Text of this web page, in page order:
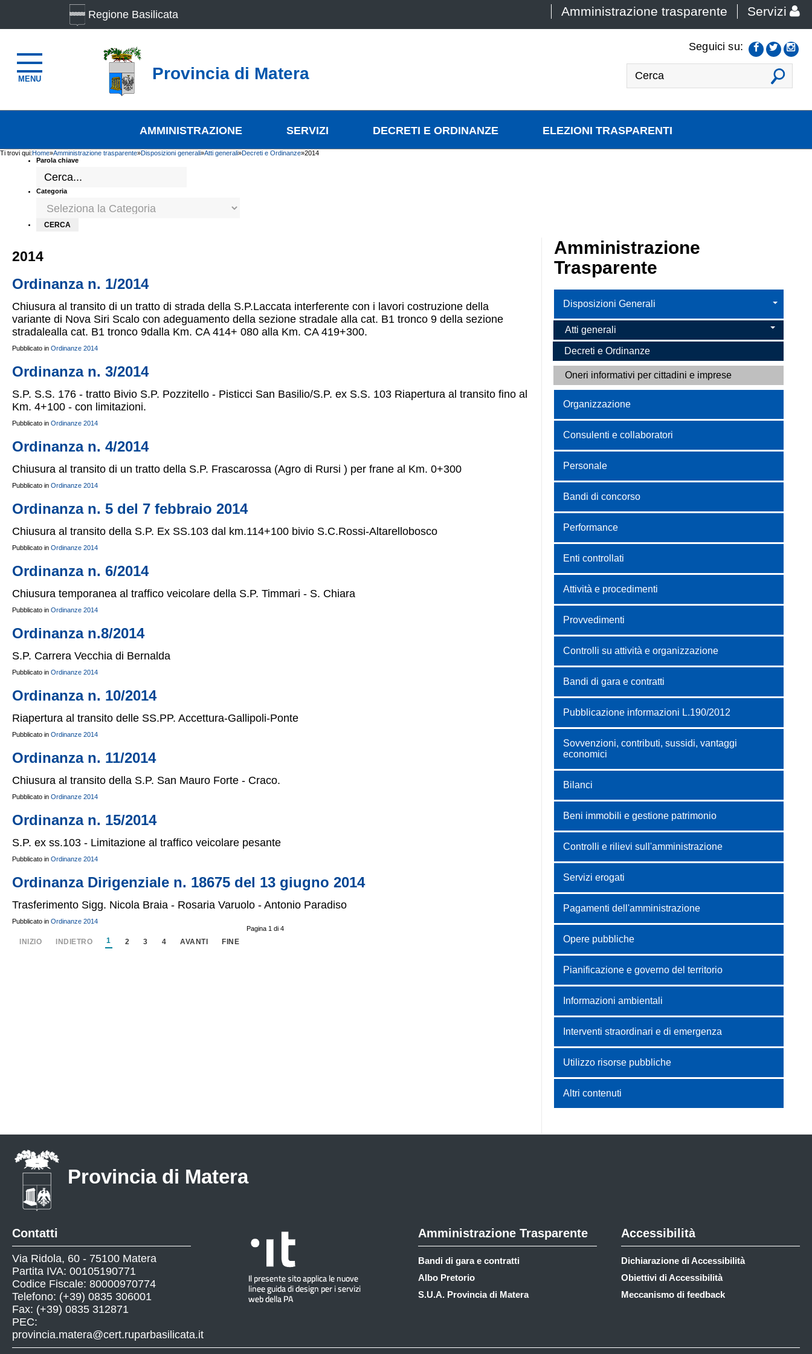
MENU
Regione Basilicata Amministrazione trasparente Servizi
Provincia di Matera VAI
Seguici su:
AMMINISTRAZIONE SERVIZI DECRETI E ORDINANZE ELEZIONI TRASPARENTI
Ti trovi qui:Home»Amministrazione trasparente»Disposizioni generali»Atti generali»Decreti e Ordinanze»2014
Parola chiave
Categoria
2014
Ordinanza n. 1/2014
Chiusura al transito di un tratto di strada della S.P.Laccata interferente con i lavori costruzione della
variante di Nova Siri Scalo con adeguamento della sezione stradale alla cat. B1 tronco 9 della sezione
stradalealla cat. B1 tronco 9dalla Km. CA 414+ 080 alla Km. CA 419+300.
Pubblicato in Ordinanze 2014
Ordinanza n. 3/2014
S.P. S.S. 176 - tratto Bivio S.P. Pozzitello - Pisticci San Basilio/S.P. ex S.S. 103 Riapertura al transito fino al
Km. 4+100 - con limitazioni.
Pubblicato in Ordinanze 2014
Ordinanza n. 4/2014
Chiusura al transito di un tratto della S.P. Frascarossa (Agro di Rursi ) per frane al Km. 0+300
Pubblicato in Ordinanze 2014
Ordinanza n. 5 del 7 febbraio 2014
Chiusura al transito della S.P. Ex SS.103 dal km.114+100 bivio S.C.Rossi-Altarellobosco
Pubblicato in Ordinanze 2014
Ordinanza n. 6/2014
Chiusura temporanea al traffico veicolare della S.P. Timmari - S. Chiara
Pubblicato in Ordinanze 2014
Ordinanza n.8/2014
S.P. Carrera Vecchia di Bernalda
Pubblicato in Ordinanze 2014
Ordinanza n. 10/2014
Riapertura al transito delle SS.PP. Accettura-Gallipoli-Ponte
Pubblicato in Ordinanze 2014
Ordinanza n. 11/2014
Chiusura al transito della S.P. San Mauro Forte - Craco.
Pubblicato in Ordinanze 2014
Ordinanza n. 15/2014
S.P. ex ss.103 - Limitazione al traffico veicolare pesante
Pubblicato in Ordinanze 2014
Ordinanza Dirigenziale n. 18675 del 13 giugno 2014
Trasferimento Sigg. Nicola Braia - Rosaria Varuolo - Antonio Paradiso
Pubblicato in Ordinanze 2014
INIZIO INDIETRO 1 2 3 4 AVANTI FINE
Pagina 1 di 4
Amministrazione
Trasparente
Disposizioni Generali
Atti generali
Decreti e Ordinanze
Oneri informativi per cittadini e imprese
Organizzazione
Consulenti e collaboratori
Personale
Bandi di concorso
Performance
Enti controllati
Attività e procedimenti
Provvedimenti
Controlli su attività e organizzazione
Bandi di gara e contratti
Pubblicazione informazioni L.190/2012
Sovvenzioni, contributi, sussidi, vantaggi
economici
Bilanci
Beni immobili e gestione patrimonio
Controlli e rilievi sull'amministrazione
Servizi erogati
Pagamenti dell'amministrazione
Opere pubbliche
Pianificazione e governo del territorio
Informazioni ambientali
Interventi straordinari e di emergenza
Utilizzo risorse pubbliche
Altri contenuti
Provincia di Matera
Contatti
Via Ridola, 60 - 75100 Matera
Partita IVA: 00105190771
Codice Fiscale: 80000970774
Telefono: (+39) 0835 306001
Fax: (+39) 0835 312871
PEC:
provincia.matera@cert.ruparbasilicata.it
Amministrazione Trasparente
Bandi di gara e contratti
Albo Pretorio
S.U.A. Provincia di Matera
Accessibilità
Dichiarazione di Accessibilità
Obiettivi di Accessibilità
Meccanismo di feedback